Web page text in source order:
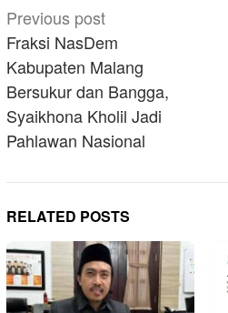
Post
navigation
Previous post
Fraksi NasDem
Kabupaten Malang
Bersukur dan Bangga,
Syaikhona Kholil Jadi
Pahlawan Nasional
RELATED POSTS